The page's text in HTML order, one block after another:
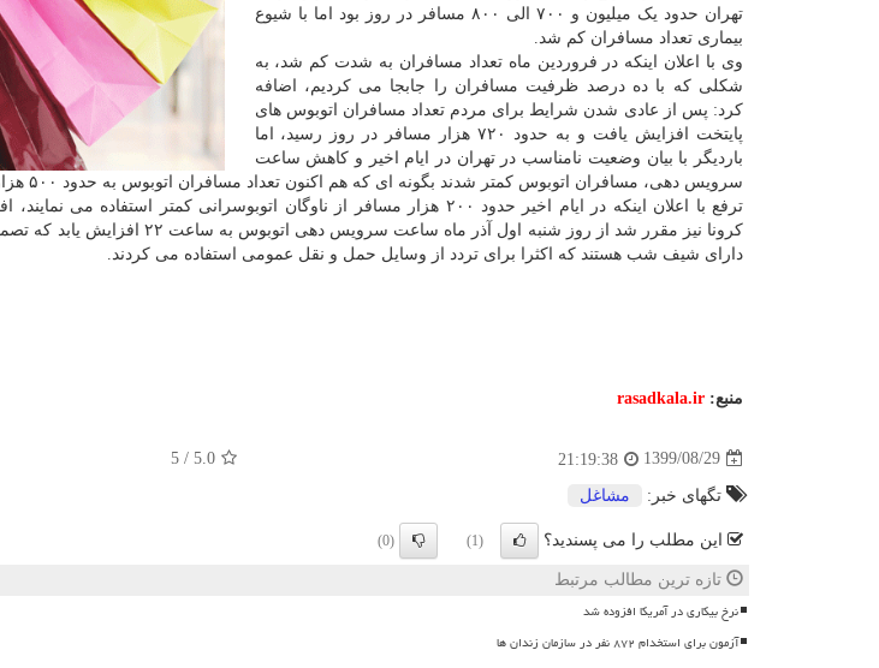
تهران حدود یک میلیون و ۷۰۰ الی ۸۰۰ مسافر در روز بود اما با شیوع
بیماری تعداد مسافران کم شد.
وی با اعلان اینکه در فروردین ماه تعداد مسافران به شدت کم شد، به
شکلی که با ده درصد ظرفیت مسافران را جابجا می کردیم، اضافه
کرد: پس از عادی شدن شرایط برای مردم تعداد مسافران اتوبوس های
پایتخت افزایش یافت و به حدود ۷۲۰ هزار مسافر در روز رسید، اما
باردیگر با بیان وضعیت نامناسب در تهران در ایام اخیر و کاهش ساعت
سرویس دهی، مسافران اتوبوس کمتر شدند بگونه ای که هم اکنون تعداد مسافران اتوبوس به حدود ۵۰۰ هزار نفر رسیده است.
ترفع با اعلان اینکه در ایام اخیر حدود ۲۰۰ هزار مسافر از ناوگان اتوبوسرانی کمتر
کرونا نیز مقرر شد از روز شنبه اول آذر ماه ساعت سرویس دهی اتوبوس به ساعت ۲۲ افزایش یابد که تصمیم درستی است چونکه برخی
دارای شیف شب هستند که اکثرا برای تردد از وسایل حمل و نقل عمومی استفاده می کردند.
منبع: rasadkala.ir
1399/08/29
21:19:38
5.0
/
5
تگهای خبر: مشاغل
این مطلب را می پسندید؟ (1)
(0)
تازه ترین مطالب مرتبط
نرخ بیکاری در آمریکا افزوده شد
آزمون برای استخدام ۸۷۲ نفر در سازمان زندان ها